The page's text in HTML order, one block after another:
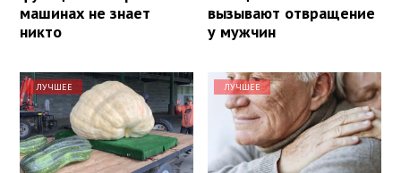
машинах не знает
никто
вызывают отвращение
у мужчин
ЛУЧШЕЕ ЛУЧШЕЕ